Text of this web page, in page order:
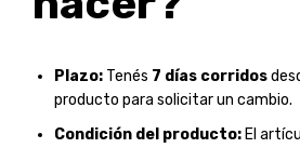
Plazo: Tenés 7 días corridos
producto para solicitar un cambio.
Condición del producto: El